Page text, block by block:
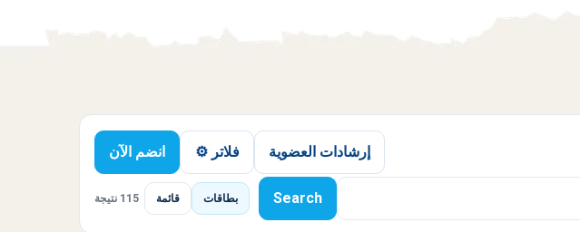
إرشادات العضوية فلاتر ⚙️ انضم الآن
Search بطاقات قائمة 115 نتيجة